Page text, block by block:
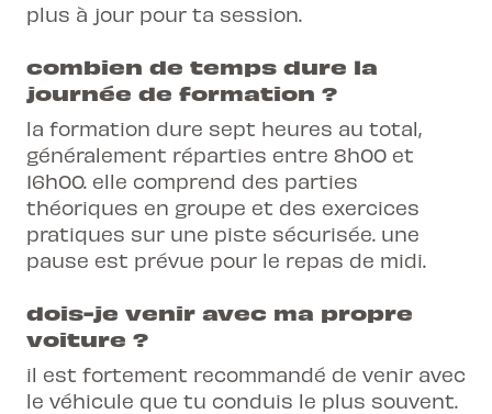
plus à jour pour ta session.
combien de temps dure la
journée de formation ?
la formation dure sept heures au total,
généralement réparties entre 8h00 et
16h00. elle comprend des parties
théoriques en groupe et des exercices
pratiques sur une piste sécurisée. une
pause est prévue pour le repas de midi.
dois-je venir avec ma propre
voiture ?
il est fortement recommandé de venir avec
le véhicule que tu conduis le plus souvent.